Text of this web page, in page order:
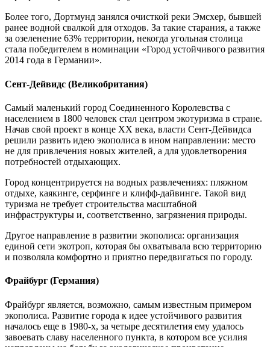
Более того, Дортмунд занялся очисткой реки Эмсхер, бывшей
ранее водной свалкой для отходов. За такие старания, а также
за озеленение 63% территории, некогда угольная столица
стала победителем в номинации «Город устойчивого развития
2014 года в Германии».
Сент-Дейвидс (Великобритания)
Самый маленький город Соединенного Королевства с
населением в 1800 человек стал центром экотуризма в стране.
Начав свой проект в конце XX века, власти Сент-Дейвидса
решили развить идею экополиса в ином направлении: место
не для привлечения новых жителей, а для удовлетворения
потребностей отдыхающих.
Город концентрируется на водных развлечениях: пляжном
отдыхе, каякинге, серфинге и клифф-дайвинге. Такой вид
туризма не требует строительства масштабной
инфраструктуры и, соответственно, загрязнения природы.
Другое направление в развитии экополиса: организация
единой сети экотроп, которая бы охватывала всю территорию
и позволяла комфортно и приятно передвигаться по городу.
Фрайбург (Германия)
Фрайбург является, возможно, самым известным примером
экополиса. Развитие города к идее устойчивого развития
началось еще в 1980-х, за четыре десятилетия ему удалось
завоевать славу населенного пункта, в котором все усилия